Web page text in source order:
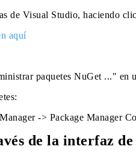
de Visual Studio, haciendo
paquetes NuGet ..." en
-> Package Manager
de la interfaz